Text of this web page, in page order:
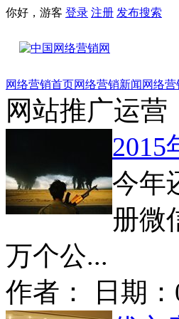
你好，游客 登录 注册 发布搜索
网络营销首页网络营销新闻 网络
网站推广运营
2015
今年
册微
万个公...
作者： 日期：